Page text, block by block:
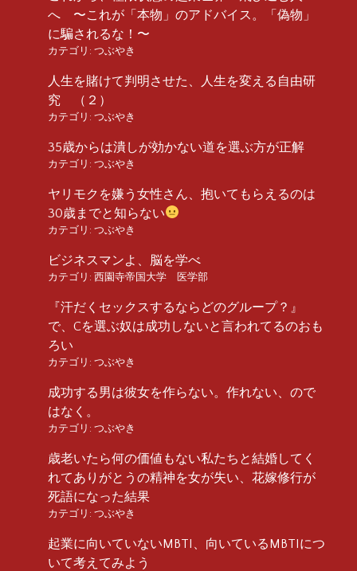
へ 〜これが「本物」のアドバイス。「偽物」
に騙されるな！〜
カテゴリ: つぶやき
人生を賭けて判明させた、人生を変える自由研
究 （２）
カテゴリ: つぶやき
35歳からは潰しが効かない道を選ぶ方が正解
カテゴリ: つぶやき
ヤリモクを嫌う女性さん、抱いてもらえるのは
30歳までと知らない
カテゴリ: つぶやき
ビジネスマンよ、脳を学べ
カテゴリ: 西園寺帝国大学 医学部
『汗だくセックスするならどのグループ？』
で、Cを選ぶ奴は成功しないと言われてるのおも
ろい
カテゴリ: つぶやき
成功する男は彼女を作らない。作れない、ので
はなく。
カテゴリ: つぶやき
歳老いたら何の価値もない私たちと結婚してく
れてありがとうの精神を女が失い、花嫁修行が
死語になった結果
カテゴリ: つぶやき
起業に向いていないMBTI、向いているMBTIにつ
いて考えてみよう